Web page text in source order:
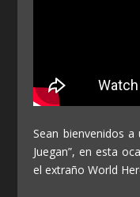
Sean bienvenidos
Juegan”, en esta
el extraño World